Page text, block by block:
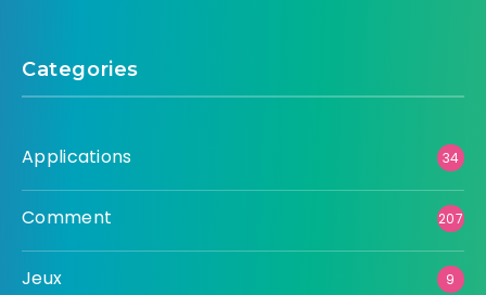
Categories
Applications 34
Comment 207
Jeux 9